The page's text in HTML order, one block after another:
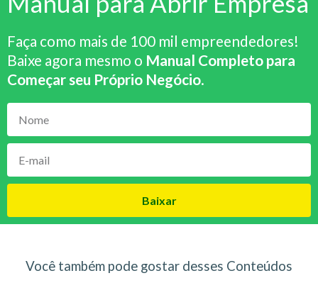
Faça como mais de 100 mil empreendedores!
Baixe agora mesmo o Manual Completo para
Começar seu Próprio Negócio.
Baixar
Você também pode gostar desses Conteúdos